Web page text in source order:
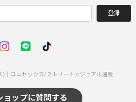
NCLLW ホイッスルネックレス / NCLLW Whistle Necklace
28
登録
)｜ユニセックス/ストリートカジュアル通販
ョップに質問する